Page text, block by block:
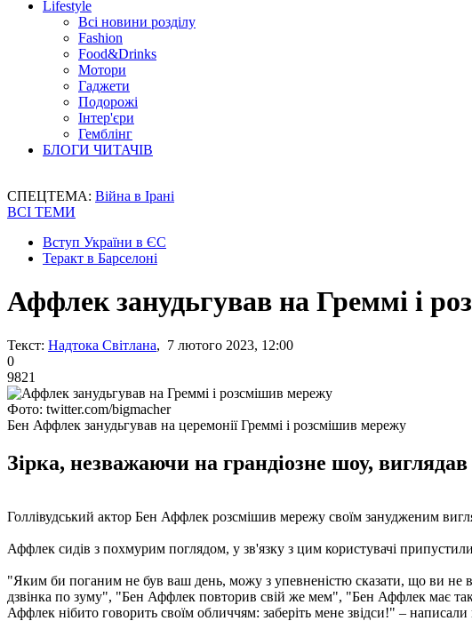
Lifestyle
Всі новини розділу
Fashion
Food&Drinks
Мотори
Гаджети
Подорожі
Інтер'єри
Гемблінг
БЛОГИ ЧИТАЧІВ
СПЕЦТЕМА: Війна в Ірані
ВСІ ТЕМИ
Вступ України в ЄС
Теракт в Барселоні
Аффлек занудьгував на Греммі і
Текст: Надтока Світлана, 7 лютого 2023, 12:00
0
9821
Фото: twitter.com/bigmacher
Бен Аффлек занудьгував на церемонії Греммі і розсмішив мережу
Зірка, незважаючи на грандіозне шоу,
Голлівудський актор Бен Аффлек розсмішив мережу своїм занудженим
Аффлек сидів з похмурим поглядом, у зв'язку з цим користувачі
"Яким би поганим не був ваш день, можу з упевненістю сказати, що ви не
дзвінка по зуму", "Бен Аффлек повторив свій же мем", "Бен Аффлек має
Аффлек нібито говорить своїм обличчям: заберіть мене звідси!" – написали